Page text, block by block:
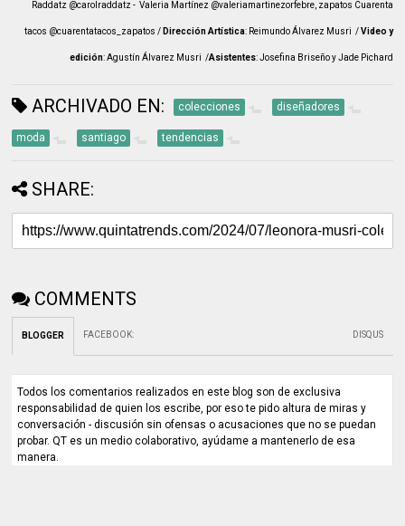
Raddatz @carolraddatz - Valeria Martínez @valeriamartinezorfebre, zapatos Cuarenta
tacos @cuarentatacos_zapatos / Dirección Artística: Reimundo Álvarez Musri /Video y
edición: Agustín Álvarez Musri /Asistentes: Josefina Briseño y Jade Pichard
ARCHIVADO EN: colecciones diseñadores
moda santiago tendencias
SHARE:
COMMENTS
BLOGGER FACEBOOK: DISQUS
Todos los comentarios realizados en este blog son de exclusiva
responsabilidad de quien los escribe, por eso te pido altura de miras y
conversación - discusión sin ofensas o acusaciones que no se puedan
probar. QT es un medio colaborativo, ayúdame a mantenerlo de esa
manera.